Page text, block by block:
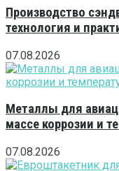
Производство
технология и
07.08.2026
Металлы для
массе коррозии и
07.08.2026